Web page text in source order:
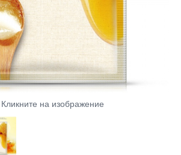
Кликните на изображение